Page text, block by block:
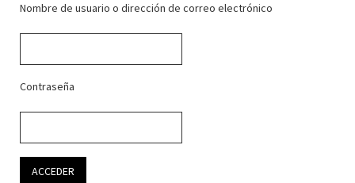
Nombre de usuario o dirección de correo electrónico
Contraseña